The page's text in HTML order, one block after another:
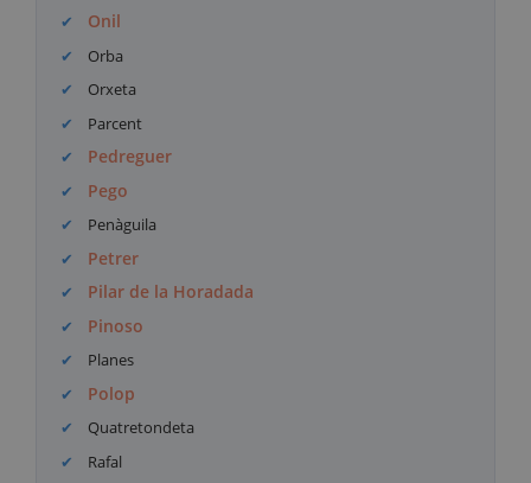
Onil
Orba
Orxeta
Parcent
Pedreguer
Pego
Penàguila
Petrer
Pilar de la Horadada
Pinoso
Planes
Polop
Quatretondeta
Rafal